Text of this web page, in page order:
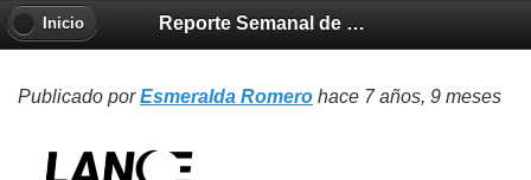
Reporte Semanal de Clima Espacial 2018-10-25
Inicio
Publicado porEsmeralda Romero hace 7 años, 9 meses